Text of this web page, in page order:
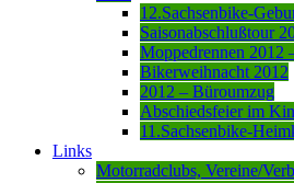
12.Sachsenbike-
Saisonabschlußtour
Moppedrennen 2012
Bikerweihnacht 2012
2012 – Büroumzug
Abschiedsfeier im
11.Sachsenbike-
Links
Motorradclubs, Vereine/